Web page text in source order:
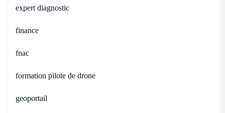
expert diagnostic
finance
fnac
formation pilote de drone
geoportail